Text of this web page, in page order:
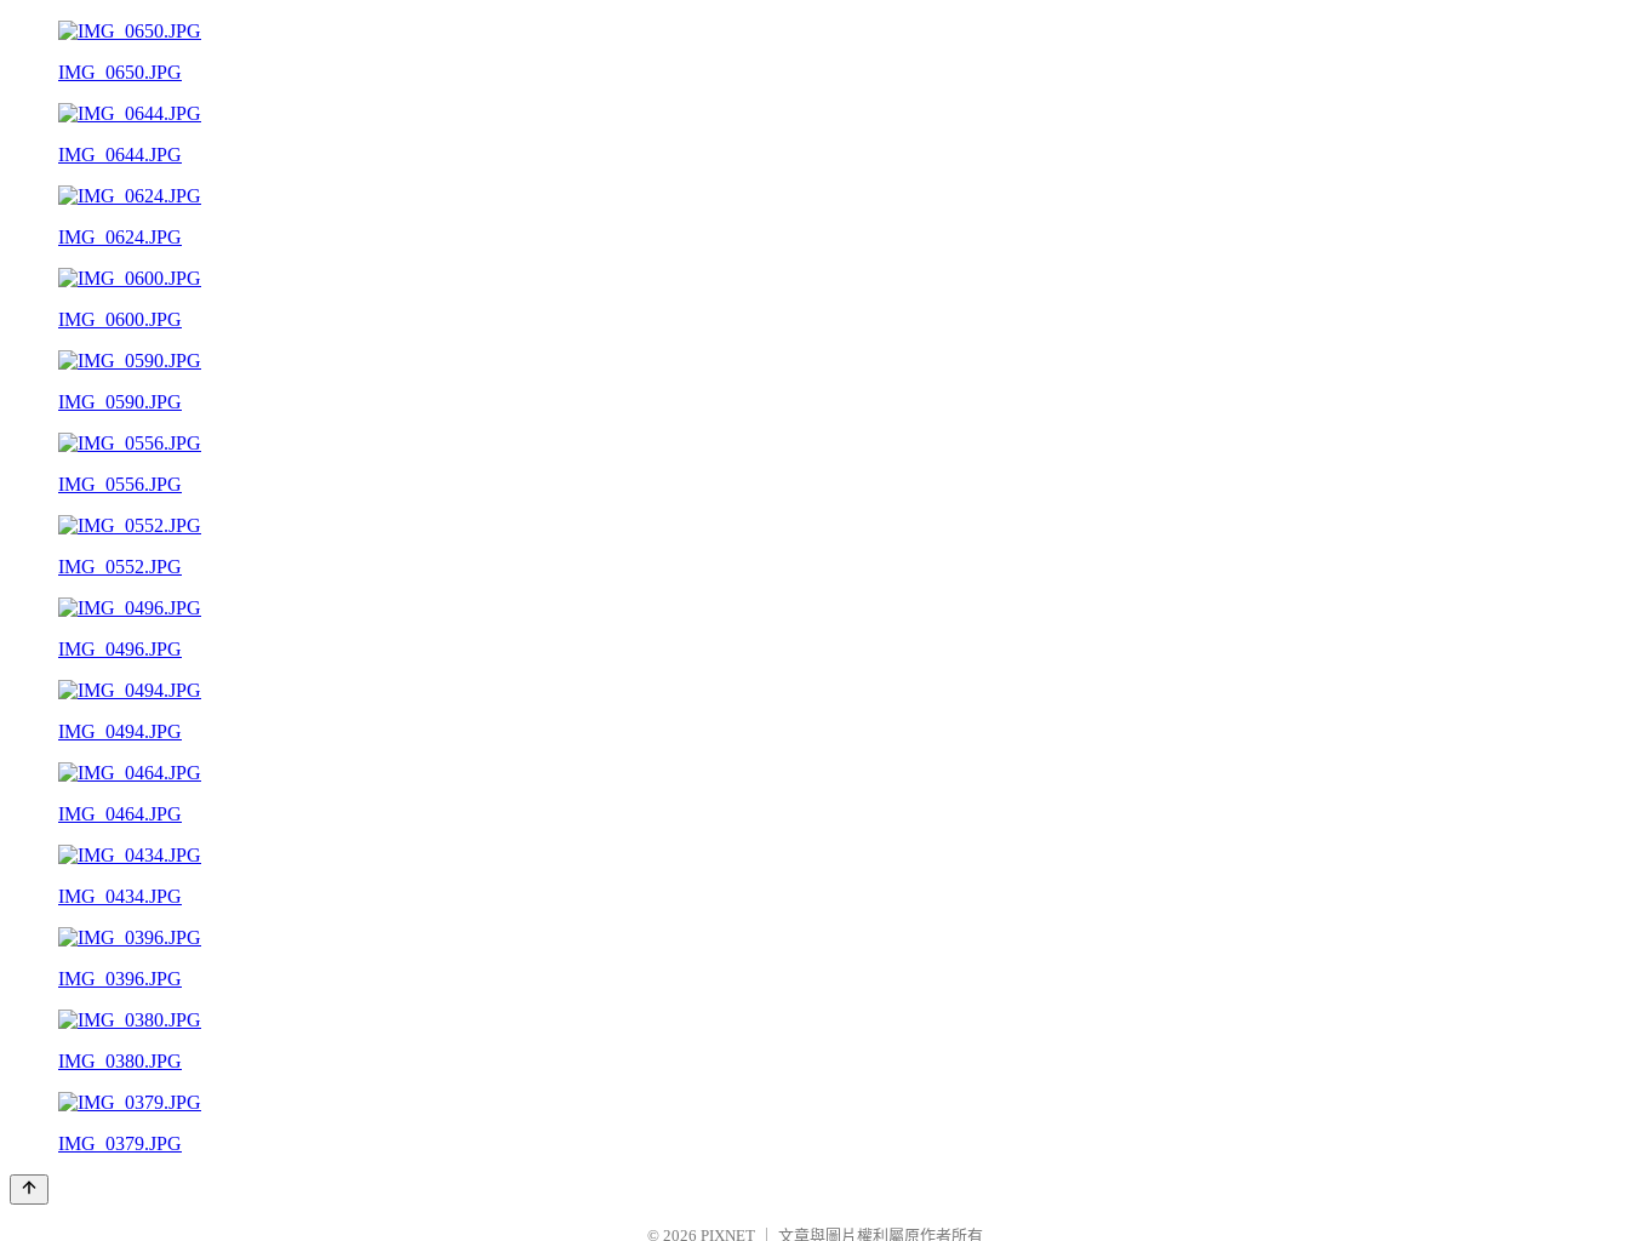
IMG_0650.JPG
IMG_0644.JPG
IMG_0624.JPG
IMG_0600.JPG
IMG_0590.JPG
IMG_0556.JPG
IMG_0552.JPG
IMG_0496.JPG
IMG_0494.JPG
IMG_0464.JPG
IMG_0434.JPG
IMG_0396.JPG
IMG_0380.JPG
IMG_0379.JPG
© 2026 PIXNET 文章與圖片權利屬原作者所有